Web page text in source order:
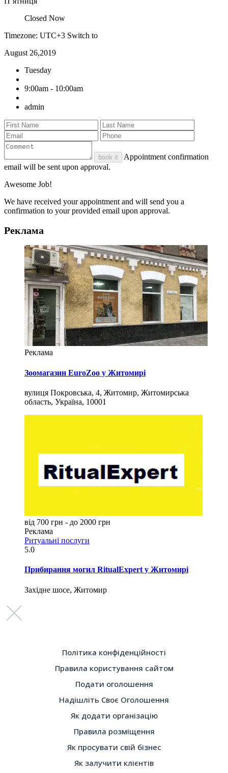
Closed Now
Timezone: UTC+3 Switch to
August 26,2019
Tuesday
9:00am - 10:00am
admin
book it
Appointment confirmation
email will be sent upon approval.
Awesome Job!
We have received your appointment and will send you a
confirmation to your provided email upon approval.
Реклама
Реклама
Зоомагазин EuroZoo у Житомирі
вулиця Покровська, 4, Житомир, Житомирська
область, Україна, 10001
від 700 грн - до 2000 грн
Реклама
Ритуальні послуги
5.0
Прибирання могил RitualExpert у Житомирі
Західне шосе, Житомир
Політика конфіденційності
Правила користування сайтом
Подати оголошення
Надішліть Своє Оголошення
Як додати організацію
Правила розміщення
Як просувати свій бізнес
Як залучити клієнтів